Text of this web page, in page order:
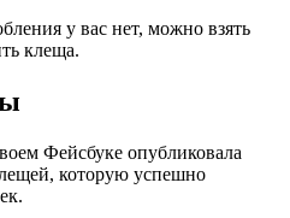
у вас нет, можно взять
клеща.
Фейсбуке опубликовала
которую успешно